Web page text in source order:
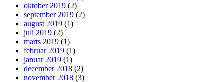
oktober 2019 (2)
september 2019 (2)
august 2019 (1)
juli 2019 (2)
marts 2019 (1)
februar 2019 (1)
januar 2019 (1)
december 2018 (2)
november 2018 (3)